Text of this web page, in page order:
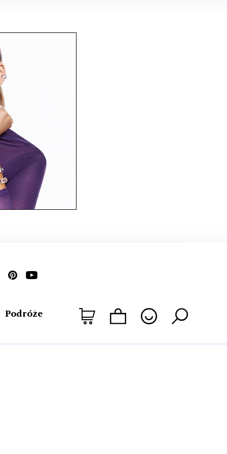
Podróże